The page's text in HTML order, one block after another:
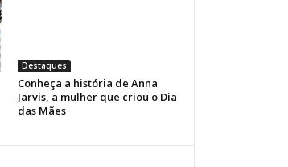
Destaques
Conheça a história de Anna
Jarvis, a mulher que criou o Dia
das Mães